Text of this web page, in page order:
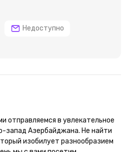
Недоступно
отправляемся в увлекательное
запад Азербайджана. Не найти
изобилует разнообразием